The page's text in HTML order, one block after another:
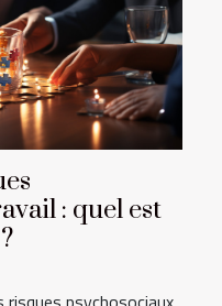
: quel est